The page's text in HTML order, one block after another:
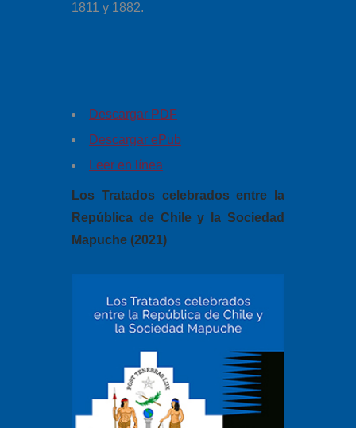
1811 y 1882.
Descargar PDF
Descargar ePub
Leer en línea
Los Tratados celebrados entre la
República de Chile y la Sociedad
Mapuche (2021)